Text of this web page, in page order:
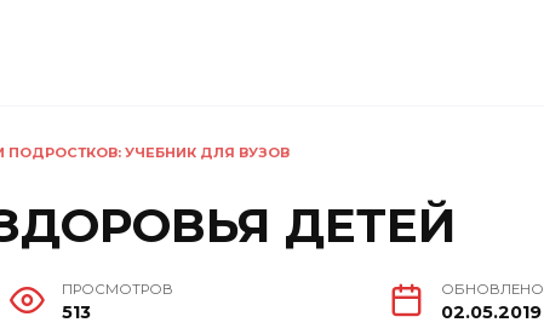
ПОДРОСТКОВ: УЧЕБНИК ДЛЯ ВУЗОВ
ДЕТЕЙ
ПРОСМОТРОВ
513
ОБНОВЛЕНО
02.05.2019